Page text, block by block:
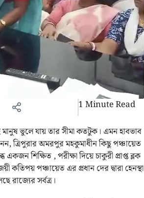
1 Minute Read
ভুলে যায় তার সীমা কতটুক। এমন হাবভাব
ত্রিপুরার অমরপুর মহকুমাধীন কিছু পঞ্চায়েত
শিক্ষিত , পরীক্ষা দিয়ে চাকুরী প্রাপ্ত ব্লক
পঞ্চায়েত এর প্রধান দের দ্বারা হেনস্থা
রাজ্যের সর্বত্র।